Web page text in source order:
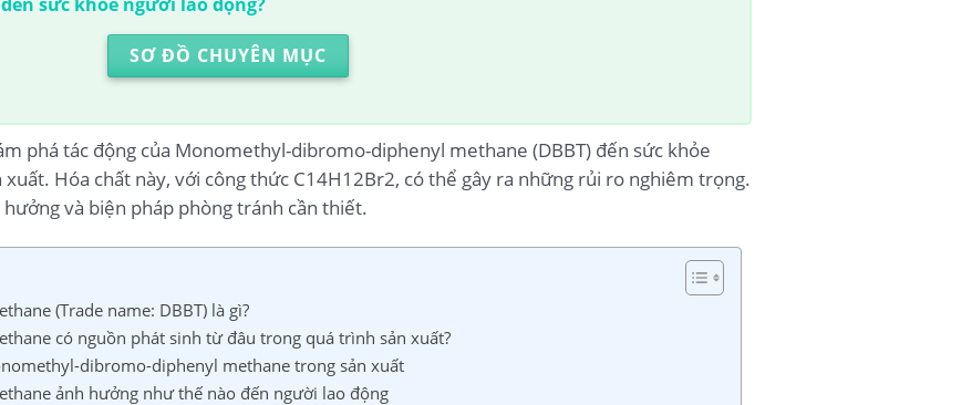
SƠ ĐỒ CHUYÊN MỤC
phá tác động của Monomethyl-dibromo-diphenyl methane (DBBT) đến sức khỏe
xuất. Hóa chất này, với công thức C14H12Br2, có thể gây ra những rủi ro nghiêm trọng.
và biện pháp phòng tránh cần thiết.
(Trade name: DBBT) là gì?
có nguồn phát sinh từ đâu trong quá trình sản xuất?
dibromo-diphenyl methane trong sản xuất
ảnh hưởng như thế nào đến người lao động